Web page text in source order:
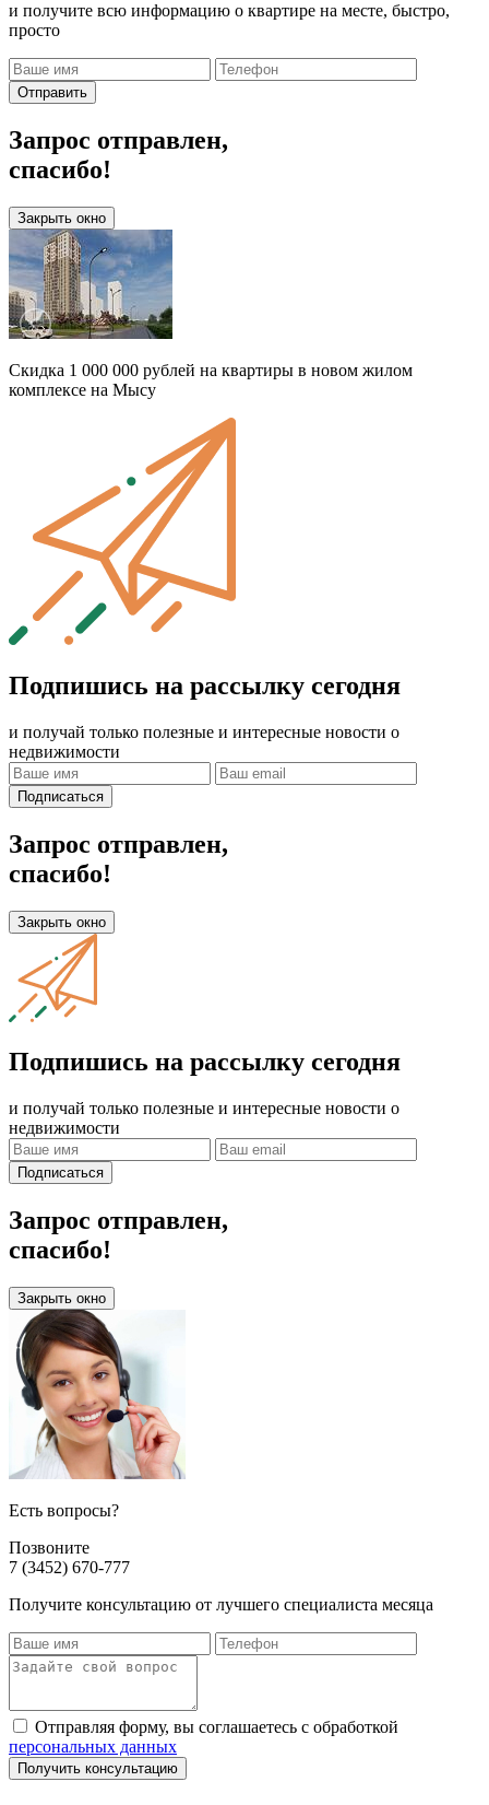
и получите всю информацию о квартире на месте, быстро,
просто
Отправить
Запрос отправлен,
спасибо!
Закрыть окно
Скидка 1 000 000 рублей на квартиры в новом жилом
комплексе на Мысу
Подпишись на рассылку сегодня
и получай только полезные и интересные новости о
недвижимости
Подписаться
Запрос отправлен,
спасибо!
Закрыть окно
Подпишись на рассылку сегодня
и получай только полезные и интересные новости о
недвижимости
Подписаться
Запрос отправлен,
спасибо!
Закрыть окно
Есть вопросы?
Позвоните
7 (3452) 670-777
Получите консультацию от лучшего специалиста месяца
Отправляя форму, вы соглашаетесь с обработкой
персональных данных
Получить консультацию